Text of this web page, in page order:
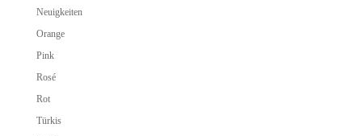
Neuigkeiten
Orange
Pink
Rosé
Rot
Türkis